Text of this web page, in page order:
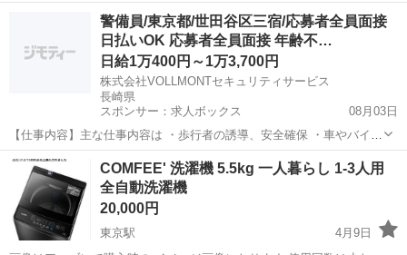
の時の付属品です。 私は違うながさが必要だったので出品します。 長
長崎市 市役所駅 生活家電 ホース
警備員/東京都/世田谷区三宿/応募者全員面接
日払いOK 応募者全員面接 年齢不…
日給1万400円～1万3,700円
株式会社VOLLMONTセキュリティサービス
長崎県
スポンサー：求人ボックス
08月03日
【仕事内容】主な仕事内容は ・歩行者の誘導、安全確保 ・車やバイク
などの車両の誘導 などをお任せします。 年齢や経験、性別に関係な
く、誰でもスグに始められる仕事です。 現場に出る前にしっかりとし
た研修があるので、未経験の方もご安心...
アルバイト・パート
COMFEE' 洗濯機 5.5kg 一人暮らし 1-3人用
全自動洗濯機
20,000円
東京駅
4月9日